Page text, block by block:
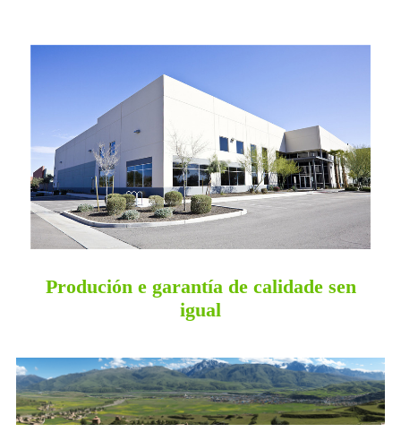
Produción e garantía de calidade sen
igual